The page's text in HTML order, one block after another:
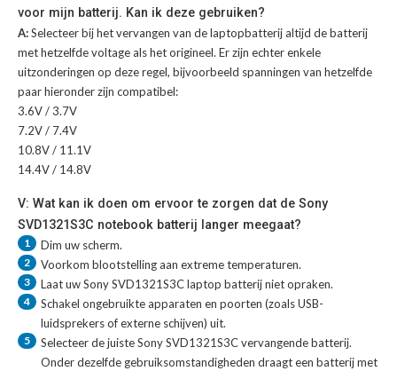
voor mijn batterij. Kan ik deze gebruiken?
A:Selecteer bij het vervangen van de laptopbatterij altijd de batterij
met hetzelfde voltage als het origineel. Er zijn echter enkele
uitzonderingen op deze regel, bijvoorbeeld spanningen van hetzelfde
paar hieronder zijn compatibel:
3.6V / 3.7V
7.2V / 7.4V
10.8V / 11.1V
14.4V / 14.8V
V: Wat kan ik doen om ervoor te zorgen dat de Sony
SVD1321S3C notebook batterij langer meegaat?
1 Dim uw scherm.
2 Voorkom blootstelling aan extreme temperaturen.
3 Laat uwSony SVD1321S3C laptop batterijniet opraken.
4
Schakel ongebruikte apparaten en poorten (zoals USB-
luidsprekers of externe schijven) uit.
5 Selecteer de juisteSony SVD1321S3C vervangende batterij.
Onder dezelfde gebruiksomstandigheden draagt een batterij met